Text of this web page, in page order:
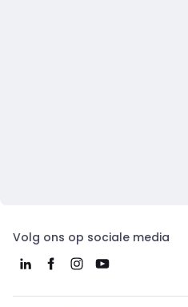
Volg ons op sociale media